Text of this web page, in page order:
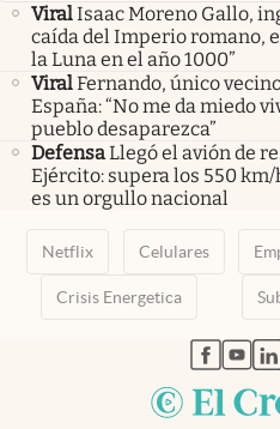
ViralIsaac Moreno Gallo,
caída del Imperio romano,
la Luna en el año 1000”
ViralFernando, único
España: “No me da miedo
pueblo desaparezca”
DefensaLlegó el avión de
Ejército: supera los 550
es un orgullo nacional
Netflix Celulares
Crisis Energetica
abre